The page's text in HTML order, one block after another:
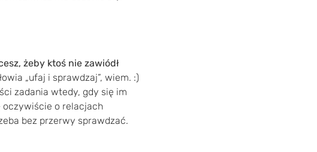
żeby ktoś nie zawiódł
„ufaj i sprawdzaj”, wiem. :)
zadania wtedy, gdy się im
oczywiście o relacjach
bez przerwy sprawdzać.